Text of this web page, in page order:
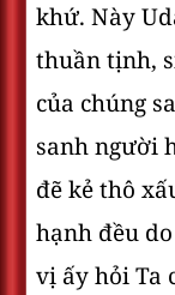
khứ. Này
thuần tịnh,
của chúng
sanh người
đẽ kẻ thô
hạnh đều
vị ấy hỏi Ta